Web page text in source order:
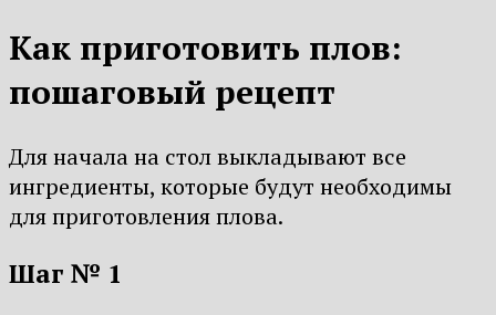
Как приготовить плов:
пошаговый рецепт
Для начала на стол выкладывают все
ингредиенты, которые будут необходимы
для приготовления плова.
Шаг № 1